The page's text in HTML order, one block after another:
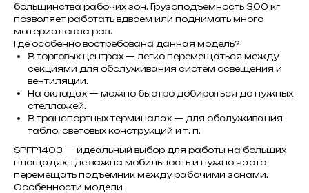
большинства рабочих зон. Грузоподъемность 300 кг
позволяет работать вдвоем или поднимать много
материалов за раз.
Где особенно востребована данная модель?
В торговых центрах — легко перемещаться между
секциями для обслуживания систем освещения и
вентиляции.
На складах — можно быстро добираться до нужных
стеллажей.
В транспортных терминалах — для обслуживания
табло, световых конструкций и т. п.
SPFP1403 — идеальный выбор для работы на больших
площадях, где важна мобильность и нужно часто
перемещать подъемник между рабочими зонами.
Особенности модели